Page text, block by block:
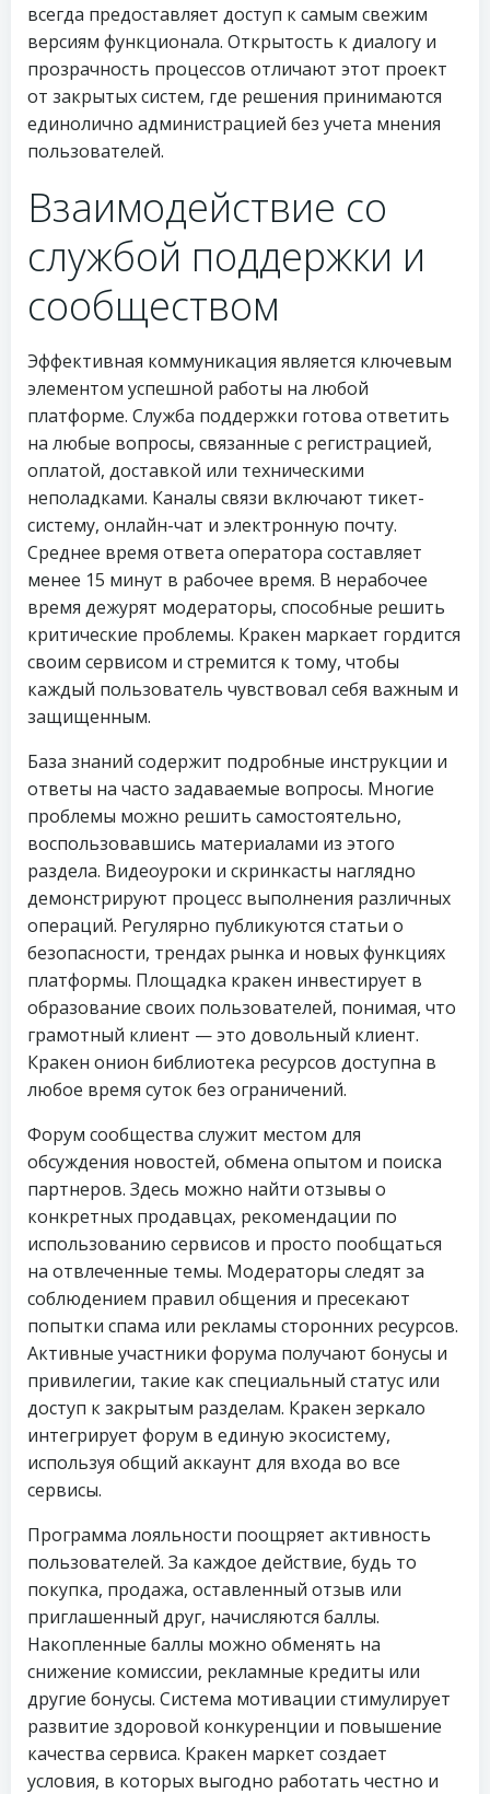
всегда предоставляет доступ к самым свежим
версиям функционала. Открытость к диалогу и
прозрачность процессов отличают этот проект
от закрытых систем, где решения принимаются
единолично администрацией без учета мнения
пользователей.
Взаимодействие со
службой поддержки и
сообществом
Эффективная коммуникация является ключевым
элементом успешной работы на любой
платформе. Служба поддержки готова ответить
на любые вопросы, связанные с регистрацией,
оплатой, доставкой или техническими
неполадками. Каналы связи включают тикет-
систему, онлайн-чат и электронную почту.
Среднее время ответа оператора составляет
менее 15 минут в рабочее время. В нерабочее
время дежурят модераторы, способные решить
критические проблемы. Кракен маркает гордится
своим сервисом и стремится к тому, чтобы
каждый пользователь чувствовал себя важным и
защищенным.
База знаний содержит подробные инструкции и
ответы на часто задаваемые вопросы. Многие
проблемы можно решить самостоятельно,
воспользовавшись материалами из этого
раздела. Видеоуроки и скринкасты наглядно
демонстрируют процесс выполнения различных
операций. Регулярно публикуются статьи о
безопасности, трендах рынка и новых функциях
платформы. Площадка кракен инвестирует в
образование своих пользователей, понимая, что
грамотный клиент — это довольный клиент.
Кракен онион библиотека ресурсов доступна в
любое время суток без ограничений.
Форум сообщества служит местом для
обсуждения новостей, обмена опытом и поиска
партнеров. Здесь можно найти отзывы о
конкретных продавцах, рекомендации по
использованию сервисов и просто пообщаться
на отвлеченные темы. Модераторы следят за
соблюдением правил общения и пресекают
попытки спама или рекламы сторонних ресурсов.
Активные участники форума получают бонусы и
привилегии, такие как специальный статус или
доступ к закрытым разделам. Кракен зеркало
интегрирует форум в единую экосистему,
используя общий аккаунт для входа во все
сервисы.
Программа лояльности поощряет активность
пользователей. За каждое действие, будь то
покупка, продажа, оставленный отзыв или
приглашенный друг, начисляются баллы.
Накопленные баллы можно обменять на
снижение комиссии, рекламные кредиты или
другие бонусы. Система мотивации стимулирует
развитие здоровой конкуренции и повышение
качества сервиса. Кракен маркет создает
условия, в которых выгодно работать честно и